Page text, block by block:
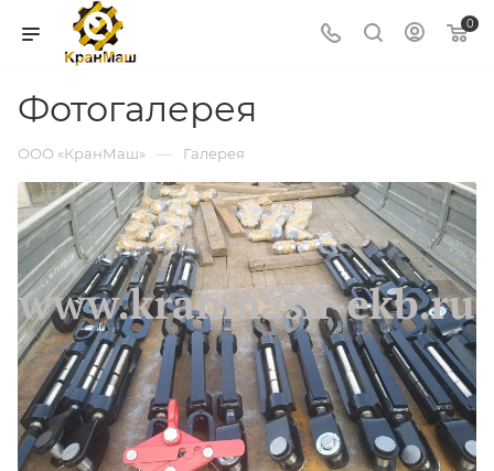
0
Фотогалерея
ООО «КранМаш» — Галерея